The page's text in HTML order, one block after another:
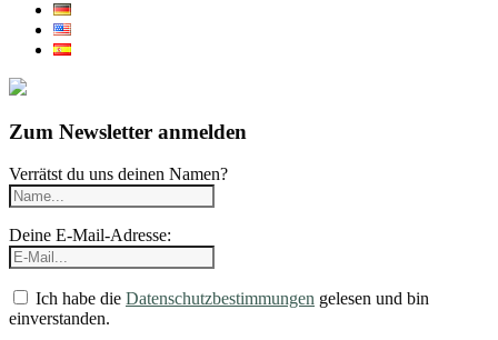
Zum Newsletter anmelden
Verrätst du uns deinen Namen?
Deine E-Mail-Adresse:
Ich habe die Datenschutzbestimmungen gelesen und bin
einverstanden.